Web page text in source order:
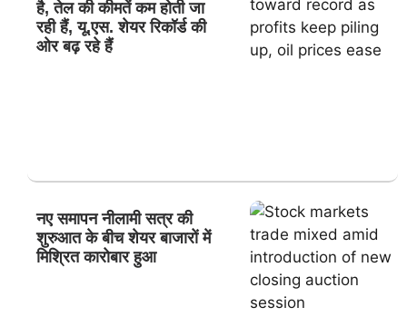
है, तेल की कीमतें कम होती जा
रही हैं, यू.एस. शेयर रिकॉर्ड की
ओर बढ़ रहे हैं
नए समापन नीलामी सत्र की
शुरुआत के बीच शेयर बाजारों में
मिश्रित कारोबार हुआ